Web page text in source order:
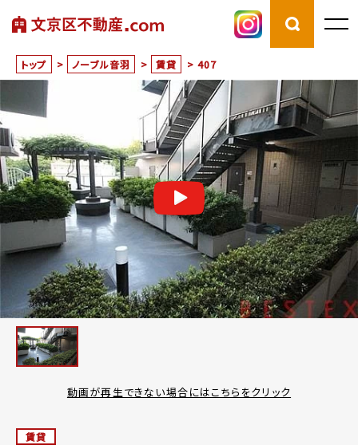
トップ > ノーブル音羽 > 賃貸 > 407
動画が再生できない場合にはこちらをクリック
賃貸